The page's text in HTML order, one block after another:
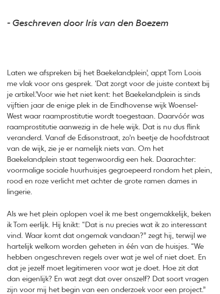
- Geschreven door Iris van den Boezem
Laten we afspreken bij het Baekelandplein’, appt Tom Loois
me vlak voor ons gesprek. ‘Dat zorgt voor de juiste context bij
je artikel.’Voor wie het niet kent: het Baekelandplein is sinds
vijftien jaar de enige plek in de Eindhovense wijk Woensel-
West waar raamprostitutie wordt toegestaan. Daarvóór was
raamprostitutie aanwezig in de hele wijk. Dat is nu dus flink
veranderd. Vanaf de Edisonstraat, zo’n beetje de hoofdstraat
van de wijk, zie je er namelijk niets van. Om het
Baekelandplein staat tegenwoordig een hek. Daarachter:
voormalige sociale huurhuisjes gegroepeerd rondom het plein,
rood en roze verlicht met achter de grote ramen dames in
lingerie.
Als we het plein oplopen voel ik me best ongemakkelijk, beken
ik Tom eerlijk. Hij knikt: “Dat is nu precies wat ik zo interessant
vind. Waar komt dat ongemak vandaan?” zegt hij, terwijl we
hartelijk welkom worden geheten in één van de huisjes. “We
hebben ongeschreven regels over wat je wel of niet doet. En
dat je jezelf moet legitimeren voor wat je doet. Hoe zit dat
dan eigenlijk? En wat zegt dat over onszelf? Dat soort vragen
zijn voor mij het begin van een onderzoek voor een project.”